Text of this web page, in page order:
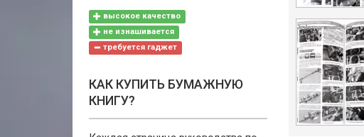
высокое качество
не изнашивается
требуется гаджет
КАК КУПИТЬ БУМАЖНУЮ
КНИГУ?